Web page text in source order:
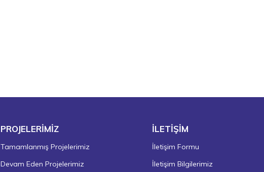
PROJELERİMİZ
Tamamlanmış Projelerimiz
Devam Eden Projelerimiz
İLETİŞİM
İletişim Formu
İletişim Bilgilerimiz